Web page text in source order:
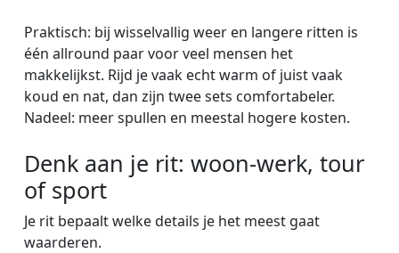
Praktisch: bij wisselvallig weer en langere ritten is
één allround paar voor veel mensen het
makkelijkst. Rijd je vaak echt warm of juist vaak
koud en nat, dan zijn twee sets comfortabeler.
Nadeel: meer spullen en meestal hogere kosten.
Denk aan je rit: woon-werk, tour
of sport
Je rit bepaalt welke details je het meest gaat
waarderen.